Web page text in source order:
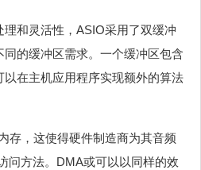
和灵活性，ASIO采用了双缓冲
的缓冲区需求。一个缓冲区包含
在主机应用程序实现额外的算法
存，这使得硬件制造商为其音频
问方法。DMA或可以以同样的效